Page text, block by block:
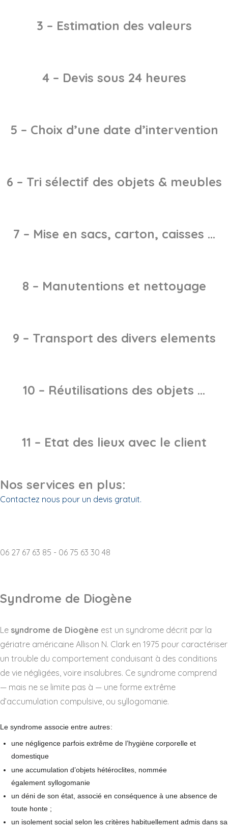
3 – Estimation des valeurs
4 – Devis sous 24 heures
5 – Choix d’une date d’intervention
6 – Tri sélectif des objets & meubles
7 – Mise en sacs, carton, caisses …
8 – Manutentions et nettoyage
9 – Transport des divers elements
10 – Réutilisations des objets …
11 – Etat des lieux avec le client
Nos services en plus:
Contactez nous pour un devis gratuit.
06 27 67 63 85 - 06 75 63 30 48
Syndrome de Diogène
Le syndrome de Diogène est un syndrome décrit par la
gériatre américaine Allison N. Clark en 1975 pour caractériser
un trouble du comportement conduisant à des conditions
de vie négligées, voire insalubres. Ce syndrome comprend
— mais ne se limite pas à — une forme extrême
d’accumulation compulsive, ou syllogomanie.
Le syndrome associe entre autres:
une négligence parfois extrême de l’hygiène corporelle et
domestique
une accumulation d’objets hétéroclites, nommée
également syllogomanie
un déni de son état, associé en conséquence à une absence de
toute honte ;
un isolement social selon les critères habituellement admis dans sa